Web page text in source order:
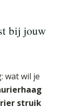
bij jouw
wat wil je
struik